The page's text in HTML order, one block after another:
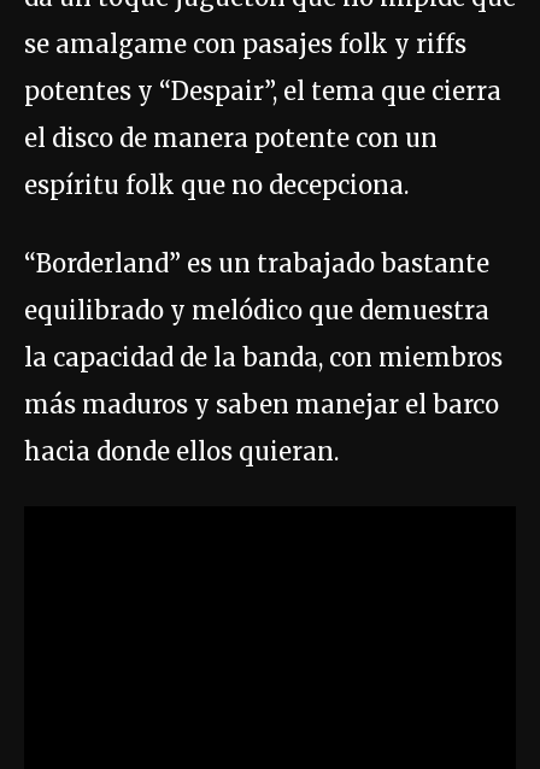
se amalgame con pasajes folk y riffs
potentes y “Despair”, el tema que cierra
el disco de manera potente con un
espíritu folk que no decepciona.
“Borderland” es un trabajado bastante
equilibrado y melódico que demuestra
la capacidad de la banda, con miembros
más maduros y saben manejar el barco
hacia donde ellos quieran.